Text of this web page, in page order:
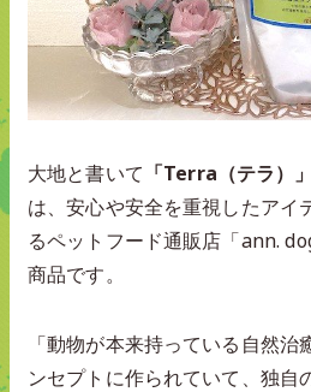
大地と書いて 「Terra（テラ）」
は、安心や安全を重視したアイ
るペットフード通販店「ann.
商品です。
「動物が本来持っている自然治
ンセプトに作られていて、独自